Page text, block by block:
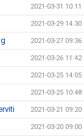
2021-03-31 10:11
2021-03-29 14:30
2021-03-27 09:36
2021-03-26 11:42
2021-03-25 14:05
2021-03-25 10:48
2021-03-21 09:20
2021-03-20 09:00